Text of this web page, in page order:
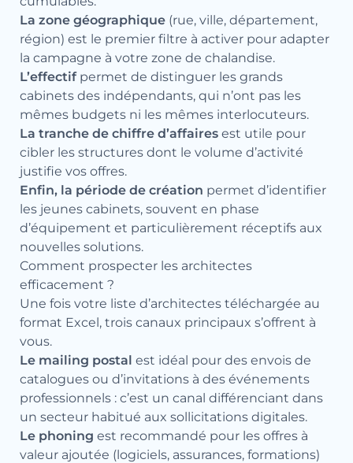
La zone géographique (rue, ville, département,
région) est le premier filtre à activer pour adapter
la campagne à votre zone de chalandise.
L’effectifpermet de distinguer les grands
cabinets des indépendants, qui n’ont pas les
mêmes budgets ni les mêmes interlocuteurs.
La tranche de chiffre d’affaires est utile pour
cibler les structures dont le volume d’activité
justifie vos offres.
Enfin, la période de création permet d’identifier
les jeunes cabinets, souvent en phase
d’équipement et particulièrement réceptifs aux
nouvelles solutions.
Comment prospecter les architectes
efficacement ?
Une fois votre liste d’architectes téléchargée au
format Excel, trois canaux principaux s’offrent à
vous.
Le mailing postal est idéal pour des envois de
catalogues ou d’invitations à des événements
professionnels : c’est un canal différenciant dans
un secteur habitué aux sollicitations digitales.
Le phoning est recommandé pour les offres à
valeur ajoutée (logiciels, assurances, formations)